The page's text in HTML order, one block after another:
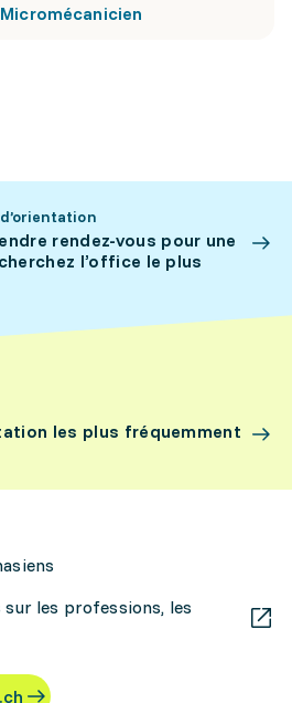
rendez-vous pour une
l’office le plus
les plus fréquemment
sur les professions, les